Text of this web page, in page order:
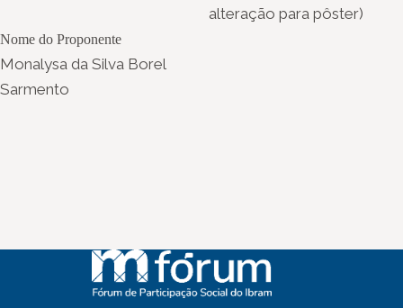
Nome do Proponente
Monalysa da Silva Borel
Sarmento
alteração para pôster)